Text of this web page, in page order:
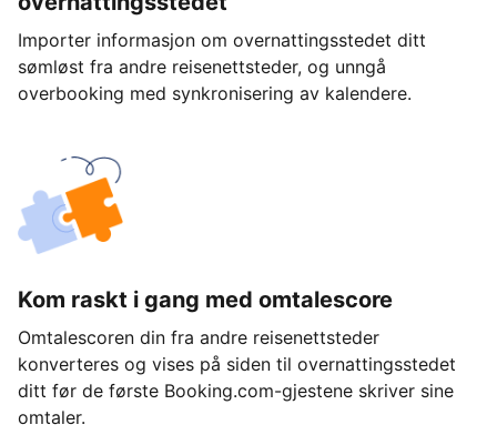
Importer informasjon om overnattingsstedet ditt
sømløst fra andre reisenettsteder, og unngå
overbooking med synkronisering av kalendere.
Kom raskt i gang med omtalescore
Omtalescoren din fra andre reisenettsteder
konverteres og vises på siden til overnattingsstedet
ditt før de første Booking.com-gjestene skriver sine
omtaler.